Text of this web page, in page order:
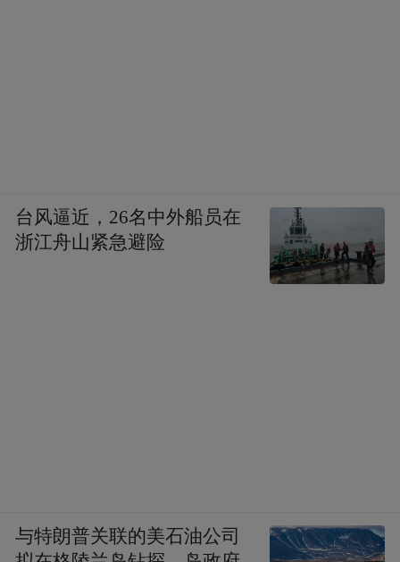
台风逼近，26名中外船员在
浙江舟山紧急避险
与特朗普关联的美石油公司